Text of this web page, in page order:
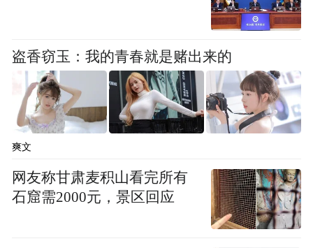
第四步,给胃装个“进度条” 给饱腹感打个分，
比如0是饿扁了，10是撑得难受。日常，我们
进餐的目标是吃到7至8分饱——感觉胃里舒
适，不饿了，食物依然美味但再吃一点也不
会更舒服，这时就该停下了。
第五步,允许自己偶尔“吃错饭” 不要一味地对
自己的饮食行为进行批评或指责，请以开放
盗香窃玉：我的青春就是赌出来的
爽文
网友称甘肃麦积山看完所有
石窟需2000元，景区回应